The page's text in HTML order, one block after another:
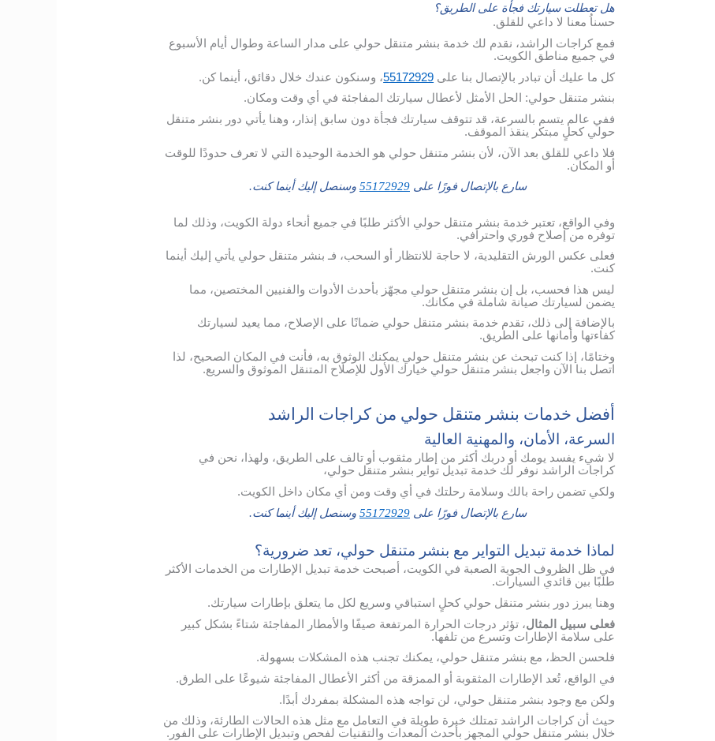
هل تعطلت سيارتك فجأة على الطريق؟
حسناُ معنا لا داعي للقلق.
فمع كراجات الراشد، نقدم لك خدمة بنشر متنقل حولي على مدار الساعة وطوال أيام الأسبوع
في جميع مناطق الكويت.
كل ما عليك أن تبادر بالإتصال بنا على 55172929، وسنكون عندك خلال دقائق، أينما كن.
بنشر متنقل حولي: الحل الأمثل لأعطال سيارتك المفاجئة في أي وقت ومكان.
ففي عالم يتسم بالسرعة، قد تتوقف سيارتك فجأة دون سابق إنذار، وهنا يأتي دور بنشر متنقل
حولي كحلٍ مبتكر ينقذ الموقف.
فلا داعي للقلق بعد الآن، لأن بنشر متنقل حولي هو الخدمة الوحيدة التي لا تعرف حدودًا للوقت
أو المكان.
سارع بالإتصال فورًا على 55172929 وسنصل إليك أينما كنت.
وفي الواقع، تعتبر خدمة بنشر متنقل حولي الأكثر طلبًا في جميع أنحاء دولة الكويت، وذلك لما
توفره من إصلاح فوري واحترافي.
فعلى عكس الورش التقليدية، لا حاجة للانتظار أو السحب، فـ بنشر متنقل حولي يأتي إليك أينما
كنت.
ليس هذا فحسب، بل إن بنشر متنقل حولي مجهّز بأحدث الأدوات والفنيين المختصين، مما
يضمن لسيارتك صيانة شاملة في مكانك.
بالإضافة إلى ذلك، تقدم خدمة بنشر متنقل حولي ضمانًا على الإصلاح، مما يعيد لسيارتك
كفاءتها وأمانها على الطريق.
وختامًا، إذا كنت تبحث عن بنشر متنقل حولي يمكنك الوثوق به، فأنت في المكان الصحيح، لذا
اتصل بنا الآن واجعل بنشر متنقل حولي خيارك الأول للإصلاح المتنقل الموثوق والسريع.
أفضل خدمات بنشر متنقل حولي من كراجات الراشد
السرعة، الأمان، والمهنية العالية
لا شيء يفسد يومك أو دربك أكثر من إطار مثقوب أو تالف على الطريق، ولهذا، نحن في
كراجات الراشد نوفر لك خدمة تبديل تواير بنشر متنقل حولي،
ولكي تضمن راحة بالك وسلامة رحلتك في أي وقت ومن أي مكان داخل الكويت.
سارع بالإتصال فورًا على 55172929 وسنصل إليك أينما كنت.
لماذا خدمة تبديل التواير مع بنشر متنقل حولي، تعد ضرورية؟
في ظل الظروف الجوية الصعبة في الكويت، أصبحت خدمة تبديل الإطارات من الخدمات الأكثر
طلبًا بين قائدي السيارات.
وهنا يبرز دور بنشر متنقل حولي كحلٍ استباقي وسريع لكل ما يتعلق بإطارات سيارتك.
فعلى سبيل المثال، تؤثر درجات الحرارة المرتفعة صيفًا والأمطار المفاجئة شتاءً بشكل كبير
على سلامة الإطارات وتسرع من تلفها.
فلحسن الحظ، مع بنشر متنقل حولي، يمكنك تجنب هذه المشكلات بسهولة.
في الواقع، تُعد الإطارات المثقوبة أو الممزقة من أكثر الأعطال المفاجئة شيوعًا على الطرق.
ولكن مع وجود بنشر متنقل حولي، لن تواجه هذه المشكلة بمفردك أبدًا.
حيث أن كراجات الراشد تمتلك خبرة طويلة في التعامل مع مثل هذه الحالات الطارئة، وذلك من
خلال بنشر متنقل حولي المجهز بأحدث المعدات والتقنيات لفحص وتبديل الإطارات على الفور.